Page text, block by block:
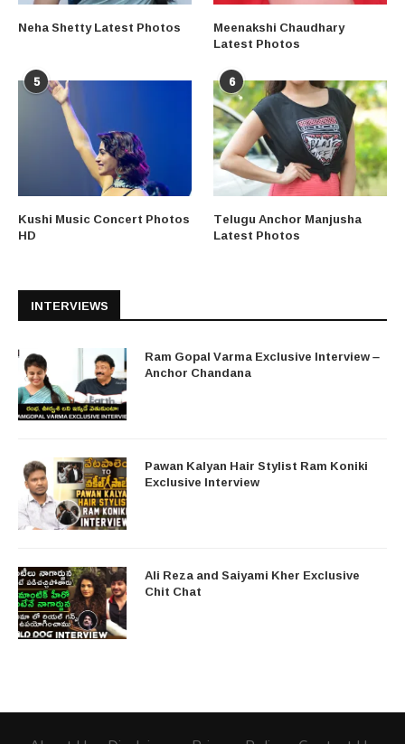
Neha Shetty Latest Photos Meenakshi Chaudhary
Latest Photos
5
Kushi Music Concert Photos
HD
6
Telugu Anchor Manjusha
Latest Photos
INTERVIEWS
Ram Gopal Varma Exclusive Interview –
Anchor Chandana
Pawan Kalyan Hair Stylist Ram Koniki
Exclusive Interview
Ali Reza and Saiyami Kher Exclusive
Chit Chat